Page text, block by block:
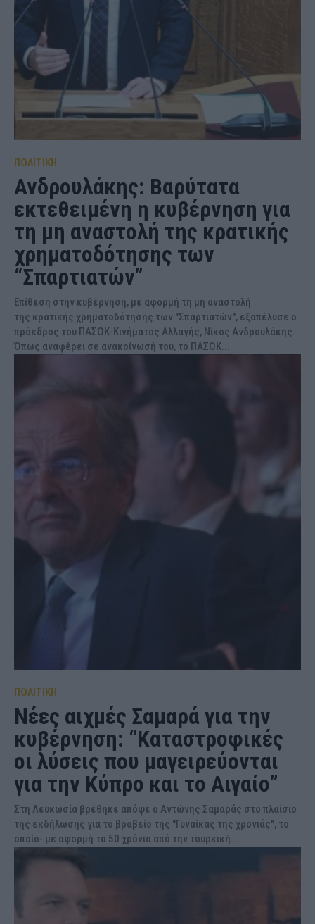
ΠΟΛΙΤΙΚΗ
Ανδρουλάκης: Βαρύτατα
εκτεθειμένη η κυβέρνηση για
τη μη αναστολή της κρατικής
χρηματοδότησης των
“Σπαρτιατών”
Επίθεση στην κυβέρνηση, με αφορμή τη μη αναστολή
της κρατικής χρηματοδότησης των "Σπαρτιατών", εξαπέλυσε ο
πρόεδρος του ΠΑΣΟΚ-Κινήματος Αλλαγής, Νίκος Ανδρουλάκης.
Όπως αναφέρει σε ανακοίνωσή του, το ΠΑΣΟΚ...
ΠΟΛΙΤΙΚΗ
Νέες αιχμές Σαμαρά για την
κυβέρνηση: “Καταστροφικές
οι λύσεις που μαγειρεύονται
για την Κύπρο και το Αιγαίο”
Στη Λευκωσία βρέθηκε απόψε ο Αντώνης Σαμαράς στο πλαίσιο
της εκδήλωσης για το βραβείο της "Γυναίκας της χρονιάς", το
οποίο- με αφορμή τα 50 χρόνια από την τουρκική...